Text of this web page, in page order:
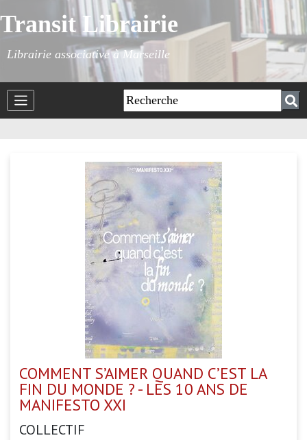
Transit Librairie
Librairie associative à Marseille
COMMENT S’AIMER QUAND C’EST LA
FIN DU MONDE ? - LES 10 ANS DE
MANIFESTO XXI
COLLECTIF